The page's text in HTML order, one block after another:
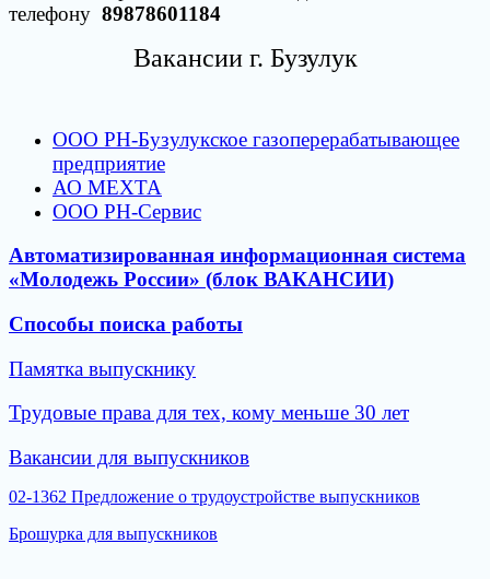
телефону 89878601184
Вакансии г. Бузулук
ООО РН-Бузулукское газоперерабатывающее
предприятие
АО МЕХТА
ООО РН-Сервис
Автоматизированная информационная система
«Молодежь России» (блок ВАКАНСИИ)
Способы поиска работы
Памятка выпускнику
Трудовые права для тех, кому меньше 30 лет
Вакансии для выпускников
02-1362 Предложение о трудоустройстве выпускников
Брошурка для выпускников